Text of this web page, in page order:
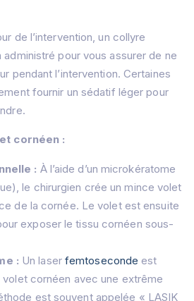
de l’intervention, un collyre
pour vous assurer de ne
pendant l’intervention. Certaines
fournir un sédatif léger pour
cornéen :
: À l’aide d’un microkératome
le chirurgien crée un mince volet
de la cornée. Le volet est ensuite
exposer le tissu cornéen sous-
: Un laserfemtoseconde est
cornéen avec une extrême
est souvent appelée « LASIK